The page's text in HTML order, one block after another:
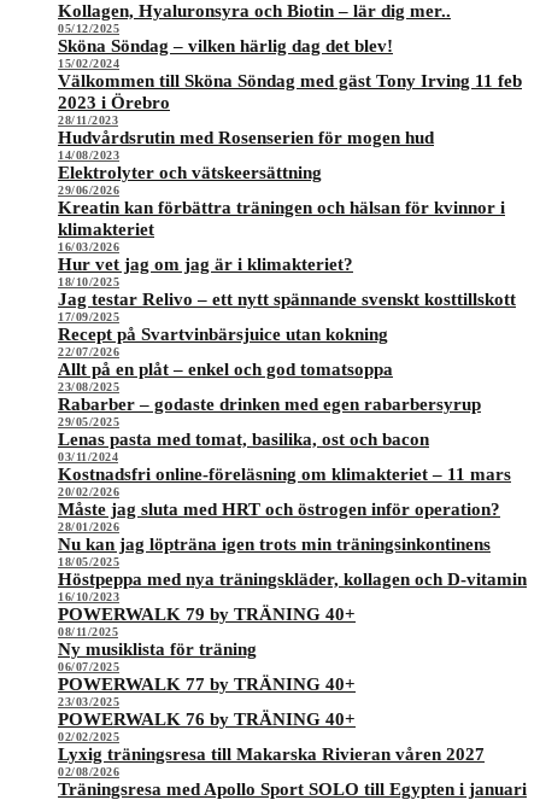
Kollagen, Hyaluronsyra och Biotin – lär dig mer..
05/12/2025
Sköna Söndag – vilken härlig dag det blev!
15/02/2024
Välkommen till Sköna Söndag med gäst Tony Irving 11 feb
2023 i Örebro
28/11/2023
Hudvårdsrutin med Rosenserien för mogen hud
14/08/2023
Elektrolyter och vätskeersättning
29/06/2026
Kreatin kan förbättra träningen och hälsan för kvinnor i
klimakteriet
16/03/2026
Hur vet jag om jag är i klimakteriet?
18/10/2025
Jag testar Relivo – ett nytt spännande svenskt kosttillskott
17/09/2025
Recept på Svartvinbärsjuice utan kokning
22/07/2026
Allt på en plåt – enkel och god tomatsoppa
23/08/2025
Rabarber – godaste drinken med egen rabarbersyrup
29/05/2025
Lenas pasta med tomat, basilika, ost och bacon
03/11/2024
Kostnadsfri online-föreläsning om klimakteriet – 11 mars
20/02/2026
Måste jag sluta med HRT och östrogen inför operation?
28/01/2026
Nu kan jag löpträna igen trots min träningsinkontinens
18/05/2025
Höstpeppa med nya träningskläder, kollagen och D-vitamin
16/10/2023
POWERWALK 79 by TRÄNING 40+
08/11/2025
Ny musiklista för träning
06/07/2025
POWERWALK 77 by TRÄNING 40+
23/03/2025
POWERWALK 76 by TRÄNING 40+
02/02/2025
Lyxig träningsresa till Makarska Rivieran våren 2027
02/08/2026
Träningsresa med Apollo Sport SOLO till Egypten i januari